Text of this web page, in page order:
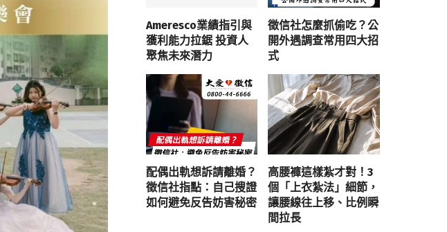
Ameresco業績指引與
獲利能力拉鋸 投資人
聚焦未來潛力
徵信社怎麼抓偷吃？公
開外遇調查常用四大招
式
配偶出軌想訴請離婚？
徵信社指點：自己搜證
如何避免反告妨害秘密
高腰褲這樣紮才對！3
個「上衣紮法」細節，
讓腰線往上移、比例瞬
間拉長